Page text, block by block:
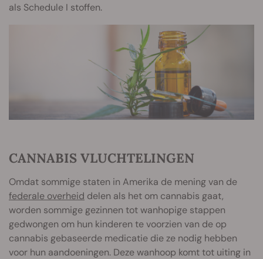
als Schedule I stoffen.
CANNABIS VLUCHTELINGEN
Omdat sommige staten in Amerika de mening van de
federale overheid delen als het om cannabis gaat,
worden sommige gezinnen tot wanhopige stappen
gedwongen om hun kinderen te voorzien van de op
cannabis gebaseerde medicatie die ze nodig hebben
voor hun aandoeningen. Deze wanhoop komt tot uiting in